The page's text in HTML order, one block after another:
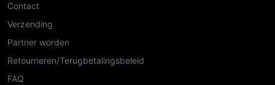
Contact
Verzending
Partner worden
Retourneren/Terugbetalingsbeleid
FAQ